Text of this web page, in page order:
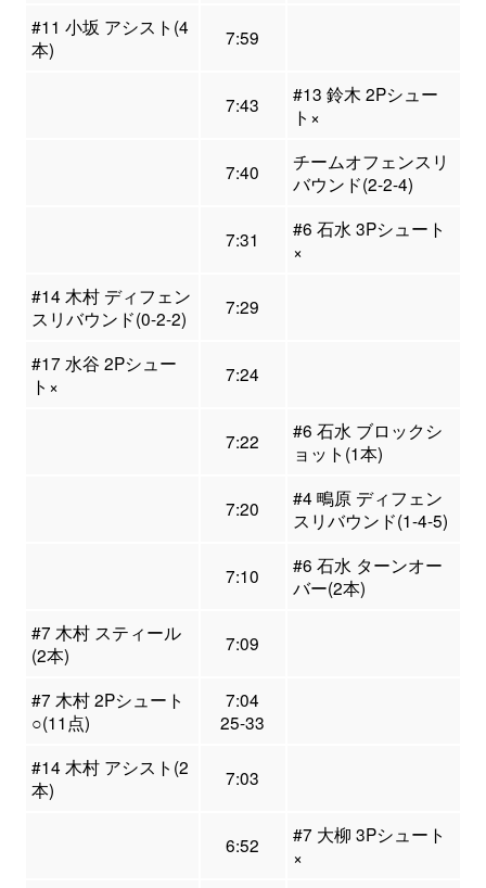
#11 小坂 アシスト(4
本)
7:59
7:43
#13 鈴木 2Pシュー
ト×
7:40
チームオフェンスリ
バウンド(2-2-4)
7:31
#6 石水 3Pシュート
×
#14 木村 ディフェン
スリバウンド(0-2-2)
7:29
#17 水谷 2Pシュー
ト×
7:24
7:22
#6 石水 ブロックシ
ョット(1本)
7:20
#4 鴫原 ディフェン
スリバウンド(1-4-5)
7:10
#6 石水 ターンオー
バー(2本)
#7 木村 スティール
(2本)
7:09
#7 木村 2Pシュート
○(11点)
7:04
25-33
#14 木村 アシスト(2
本)
7:03
6:52
#7 大柳 3Pシュート
×